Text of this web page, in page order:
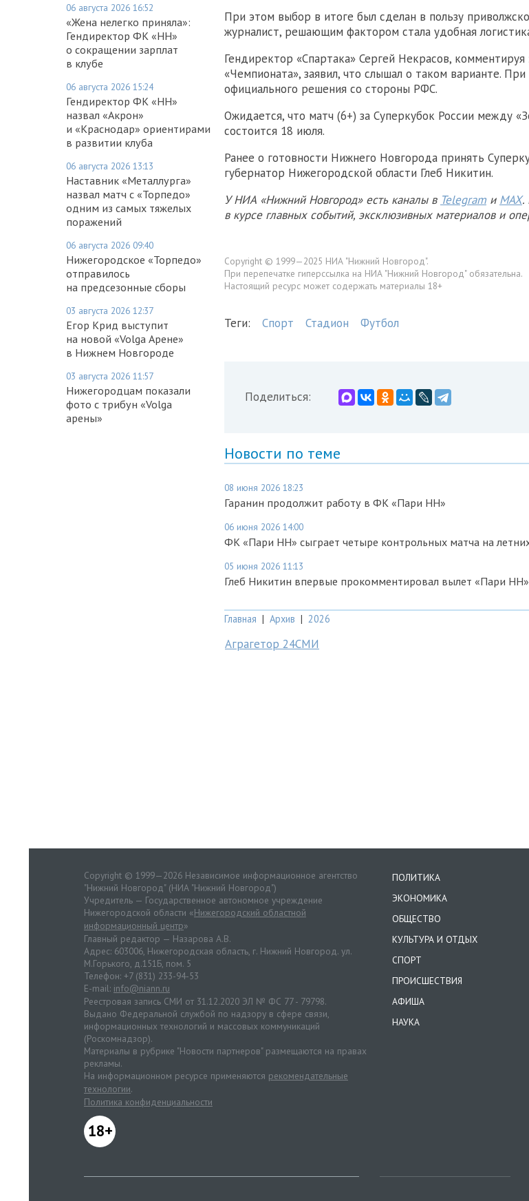
06 августа 2026 16:52
«Жена нелегко приняла»:
Гендиректор ФК «НН»
о сокращении зарплат
в клубе
06 августа 2026 15:24
Гендиректор ФК «НН»
назвал «Акрон»
и «Краснодар» ориентирами
в развитии клуба
06 августа 2026 13:13
Наставник «Металлурга»
назвал матч с «Торпедо»
одним из самых тяжелых
поражений
06 августа 2026 09:40
Нижегородское «Торпедо»
отправилось
на предсезонные сборы
03 августа 2026 12:37
Егор Крид выступит
на новой «Volga Арене»
в Нижнем Новгороде
03 августа 2026 11:57
Нижегородцам показали
фото с трибун «Volga
арены»
При этом выбор в итоге был сделан в пользу
журналист, решающим фактором стала удобная
Гендиректор «Спартака» Сергей Некрасов,
«Чемпионата», заявил, что слышал о таком варианте.
официального решения со стороны РФС.
Ожидается, что матч (6+) за Суперкубок России между
состоится 18 июля.
Ранее о готовности Нижнего Новгорода принять
губернатор Нижегородской области Глеб Никитин.
У НИА «Нижний Новгород» есть каналы в Telegram и MAX.
в курсе главных событий, эксклюзивных материалов и
Copyright © 1999—2025 НИА "Нижний Новгород".
При перепечатке гиперссылка на НИА "Нижний Новгород" обязательна.
Настоящий ресурс может содержать материалы 18+
Теги: Спорт Стадион Футбол
Поделиться:
Новости по теме
08 июня 2026 18:23
Гаранин продолжит работу в ФК «Пари НН»
06 июня 2026 14:00
ФК «Пари НН» сыграет четыре контрольных матча на
05 июня 2026 11:13
Глеб Никитин впервые прокомментировал вылет «Пари
Главная | Архив | 2026
Аграгетор 24СМИ
Copyright © 1999—2026 Независимое информационное агентство
"Нижний Новгород" (НИА "Нижний Новгород")
Учредитель — Государственное автономное учреждение
Нижегородской области «Нижегородский областной
информационный центр»
Главный редактор — Назарова А.В.
Адрес: 603006, Нижегородская область, г. Нижний Новгород. ул.
М.Горького, д.151Б, пом. 5
Телефон: +7 (831) 233-94-53
E-mail: info@niann.ru
Реестровая запись СМИ от 31.12.2020 ЭЛ № ФС 77 - 79798.
Выдано Федеральной службой по надзору в сфере связи,
информационных технологий и массовых коммуникаций
(Роскомнадзор).
Материалы в рубрике "Новости партнеров" размещаются на правах
рекламы.
На информационном ресурсе применяются рекомендательные
технологии.
Политика конфиденциальности
18+
ПОЛИТИКА
ЭКОНОМИКА
ОБЩЕСТВО
КУЛЬТУРА И ОТДЫХ
СПОРТ
ПРОИСШЕСТВИЯ
АФИША
НАУКА